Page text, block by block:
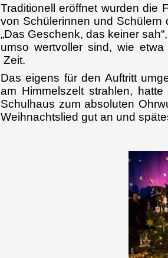
Traditionell eröffnet wurden die
von Schülerinnen und Schülern
„Das Geschenk, das keiner
umso wertvoller sind, wie
Zeit.
Das eigens für den Auftritt
am Himmelszelt strahlen,
Schulhaus zum absoluten
Weihnachtslied gut an und